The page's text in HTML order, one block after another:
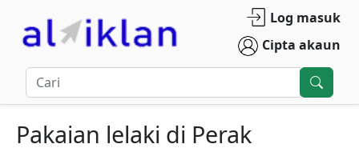
Log masuk
Cipta akaun
Pakaian lelaki di Perak